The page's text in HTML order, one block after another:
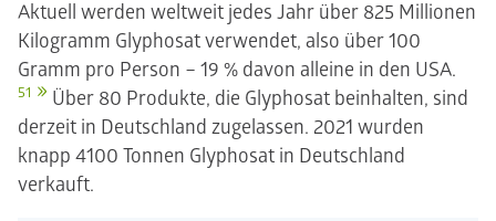
Aktuell werden weltweit jedes Jahr über 825 Millionen
Kilogramm Glyphosat verwendet, also über 100
Gramm pro Person – 19 % davon alleine in den USA.
51
Über 80 Produkte, die Glyphosat beinhalten, sind
derzeit in Deutschland zugelassen. 2021 wurden
knapp 4100 Tonnen Glyphosat in Deutschland
verkauft.